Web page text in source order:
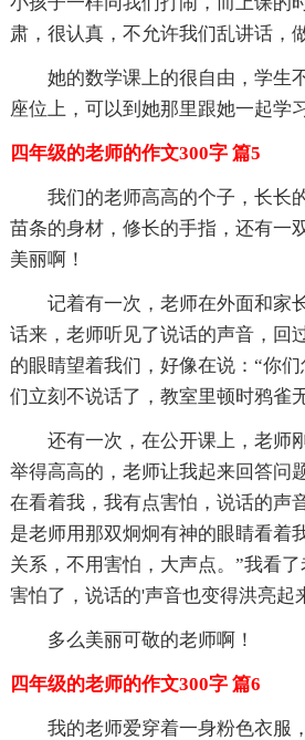
肃，很认真，不允许我们乱讲话，
她的数学课上的很自由，学生
座位上，可以到她那里跟她一起学习
四年级的老师的作文300字 篇5
我们的老师高高的个子，长长
苗条的身材，修长的手指，还有一
美丽啊！
记着有一次，老师在外面和家
话来，老师听见了说话的声音，回
的眼睛望着我们，好像在说：“你
们立刻不说话了，教室里顿时鸦雀
还有一次，在公开课上，老师
举得高高的，老师让我起来回答问
在看着我，我有点害怕，说话的声
是老师用那双炯炯有神的眼睛看着
关系，不用害怕，大声点。”我看
害怕了，说话的'声音也变得洪亮起
多么美丽可敬的老师啊！
四年级的老师的作文300字 篇6
我的老师爱穿着一身粉色衣服